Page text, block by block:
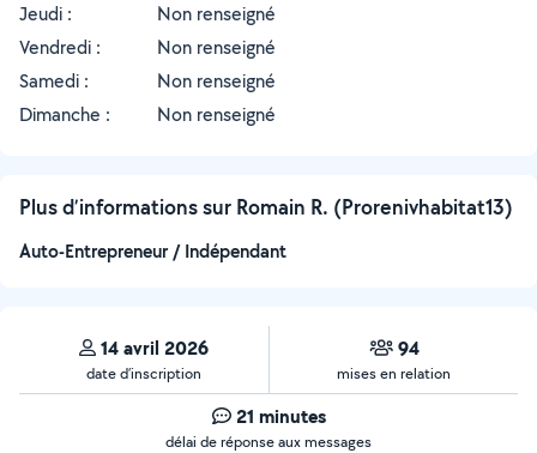
Jeudi :
Non renseigné
Vendredi :
Non renseigné
Samedi :
Non renseigné
Dimanche :
Non renseigné
Plus d’informations sur Romain R. (Prorenivhabitat13)
Auto-Entrepreneur / Indépendant
14 avril 2026
date d’inscription
94
mises en relation
21 minutes
délai de réponse aux messages